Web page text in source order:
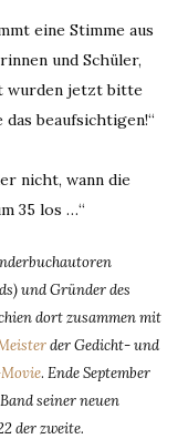
eine Stimme aus
und Schüler,
wurden jetzt bitte
das beaufsichtigen!“
nicht, wann die
35 los …“
und Gründer des
dort zusammen mit
der Gedicht- und
. Ende September
seiner neuen
der zweite.